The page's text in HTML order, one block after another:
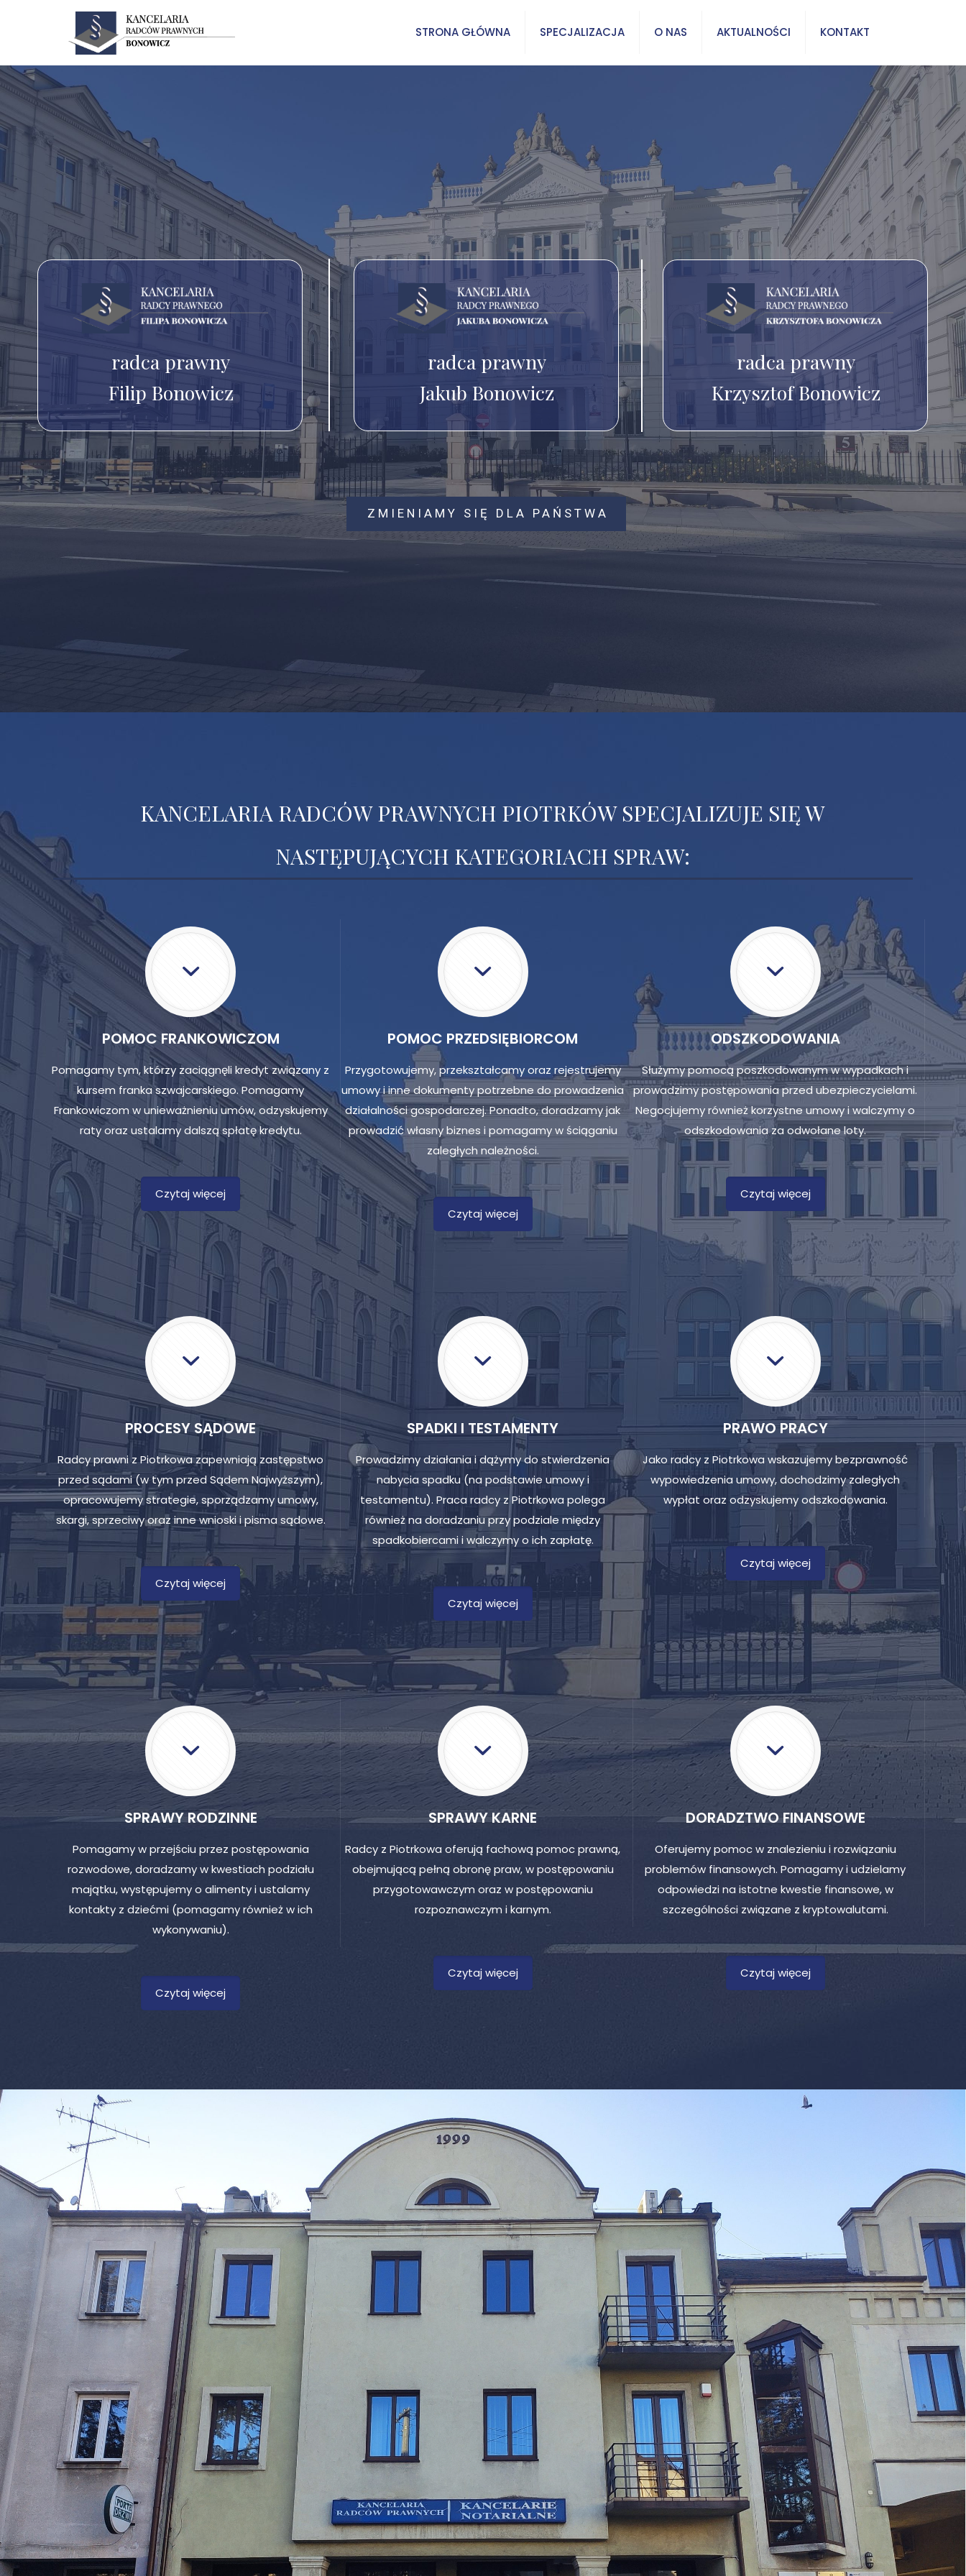
STRONA GŁÓWNA SPECJALIZACJA O NAS AKTUALNOŚCI KONTAKT
radca prawny
Filip Bonowicz
ZMIENIAMY SIĘ DLA PAŃSTWA
radca prawny
Krzysztof Bonowicz
radca prawny
Jakub Bonowicz
KANCELARIA RADCÓW PRAWNYCH PIOTRKÓW SPECJALIZUJE SIĘ W
NASTĘPUJĄCYCH KATEGORIACH SPRAW:
POMOC FRANKOWICZOM
Pomagamy tym, którzy zaciągnęli kredyt związany z
kursem franka szwajcarskiego. Pomagamy
Frankowiczom w unieważnieniu umów, odzyskujemy
raty oraz ustalamy dalszą spłatę kredytu.
Czytaj więcej
POMOC PRZEDSIĘBIORCOM
Przygotowujemy, przekształcamy oraz rejestrujemy
umowy i inne dokumenty potrzebne do prowadzenia
działalności gospodarczej. Ponadto, doradzamy jak
prowadzić własny biznes i pomagamy w ściąganiu
zaległych należności.
Czytaj więcej
ODSZKODOWANIA
Służymy pomocą poszkodowanym w wypadkach i
prowadzimy postępowania przed ubezpieczycielami.
Negocjujemy również korzystne umowy i walczymy o
odszkodowania za odwołane loty.
Czytaj więcej
PROCESY SĄDOWE
Radcy prawni z Piotrkowa zapewniają zastępstwo
przed sądami (w tym przed Sądem Najwyższym),
opracowujemy strategie, sporządzamy umowy,
skargi, sprzeciwy oraz inne wnioski i pisma sądowe.
Czytaj więcej
SPADKI I TESTAMENTY
Prowadzimy działania i dążymy do stwierdzenia
nabycia spadku (na podstawie umowy i
testamentu). Praca radcy z Piotrkowa polega
również na doradzaniu przy podziale między
spadkobiercami i walczymy o ich zapłatę.
Czytaj więcej
PRAWO PRACY
Jako radcy z Piotrkowa wskazujemy bezprawność
wypowiedzenia umowy, dochodzimy zaległych
wypłat oraz odzyskujemy odszkodowania.
Czytaj więcej
SPRAWY RODZINNE
Pomagamy w przejściu przez postępowania
rozwodowe, doradzamy w kwestiach podziału
majątku, występujemy o alimenty i ustalamy
kontakty z dziećmi (pomagamy również w ich
wykonywaniu).
Czytaj więcej
SPRAWY KARNE
Radcy z Piotrkowa oferują fachową pomoc prawną,
obejmującą pełną obronę praw, w postępowaniu
przygotowawczym oraz w postępowaniu
rozpoznawczym i karnym.
Czytaj więcej
DORADZTWO FINANSOWE
Oferujemy pomoc w znalezieniu i rozwiązaniu
problemów finansowych. Pomagamy i udzielamy
odpowiedzi na istotne kwestie finansowe, w
szczególności związane z kryptowalutami.
Czytaj więcej